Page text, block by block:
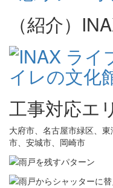
（紹介）
工事対応エ
大府市、名古屋市緑区、
市、安城市、岡崎市